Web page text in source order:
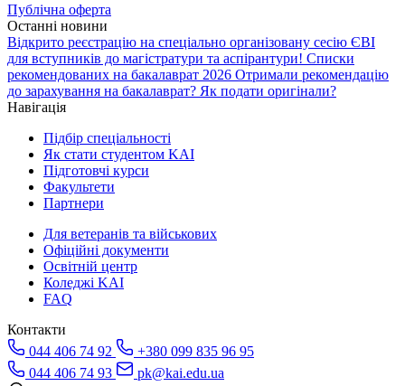
Публічна оферта
Останні новини
Відкрито реєстрацію на спеціально організовану сесію ЄВІ
для вступників до магістратури та аспірантури! Списки
рекомендованих на бакалаврат 2026 Отримали рекомендацію
до зарахування на бакалаврат? Як подати оригінали?
Навігація
Підбір спеціальності
Як стати студентом KAI
Підготовчі курси
Факультети
Партнери
Для ветеранів та військових
Офіційні документи
Освітній центр
Коледжі KAI
FAQ
Контакти
044 406 74 92
+380 099 835 96 95
044 406 74 93
pk@kai.edu.ua